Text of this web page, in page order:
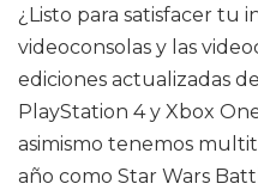
¿Listo para satisfacer tu
videoconsolas y las
ediciones actualizadas
PlayStation 4 y Xbox
asimismo tenemos
año como Star Wars